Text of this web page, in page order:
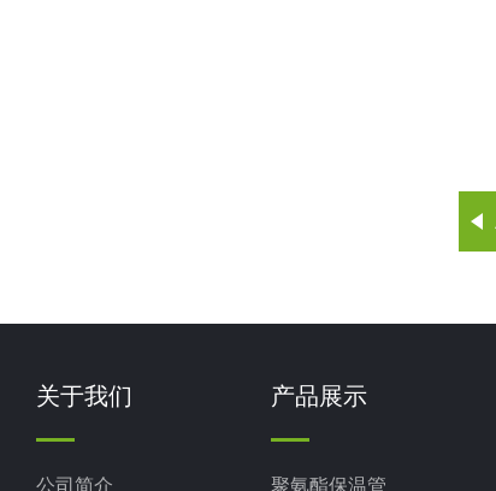
关于我们
公司简介
产品展示
聚氨酯保温管